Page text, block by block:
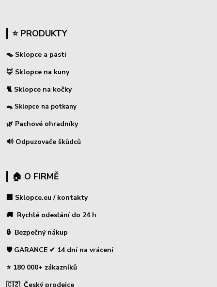
⭐ PRODUKTY
🪤 Sklopce a pasti
🦊 Sklopce na kuny
🐈 Sklopce na kočky
🐀 Sklopce na potkany
🌿 Pachové ohradníky
🔊 Odpuzovače škůdců
🏠 O FIRMĚ
🏢 Sklopce.eu / kontakty
🚚 Rychlé odeslání do 24 h
🔒 Bezpečný nákup
🛡️ GARANCE ✔ 14 dní na vrácení
⭐ 180 000+ zákazníků
🇨🇿 Český prodejce